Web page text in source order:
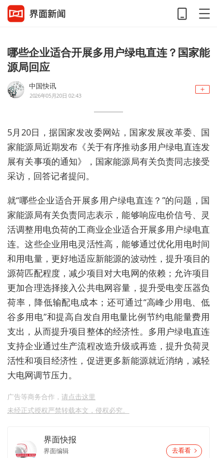
哪些企业适合开展多用户绿电直连？国家能
源局回应
中国快讯
2026年05月20日 02:43
5月20日，据国家发改委网站，国家发展改革委、国
家能源局近期发布《关于有序推动多用户绿电直连发
展有关事项的通知》，国家能源局有关负责同志接受
采访，回答记者提问。
就“哪些企业适合开展多用户绿电直连？”的问题，国
家能源局有关负责同志表示，能够响应电价信号、灵
活调整用电负荷的工商业企业适合开展多用户绿电直
连。这些企业用电灵活性高，能够通过优化用电时间
和用电量，更好地适应新能源的波动性，提升项目的
源荷匹配程度，减少项目对大电网的依赖；允许项目
更加合理选择接入公共电网容量，提升受电变压器负
荷率，降低输配电成本；还可通过“高峰少用电、低
谷多用电”和提高自发自用电量比例节约电能量费用
支出，从而提升项目整体的经济性。多用户绿电直连
支持企业通过生产流程改造升级或再造，提升负荷灵
活性和项目经济性，促进更多新能源就近消纳，减轻
大电网调节压力。
广告等商务合作， 请点击这里
未经正式授权严禁转载本文，侵权必究。
界面快报
界面编辑
去看看